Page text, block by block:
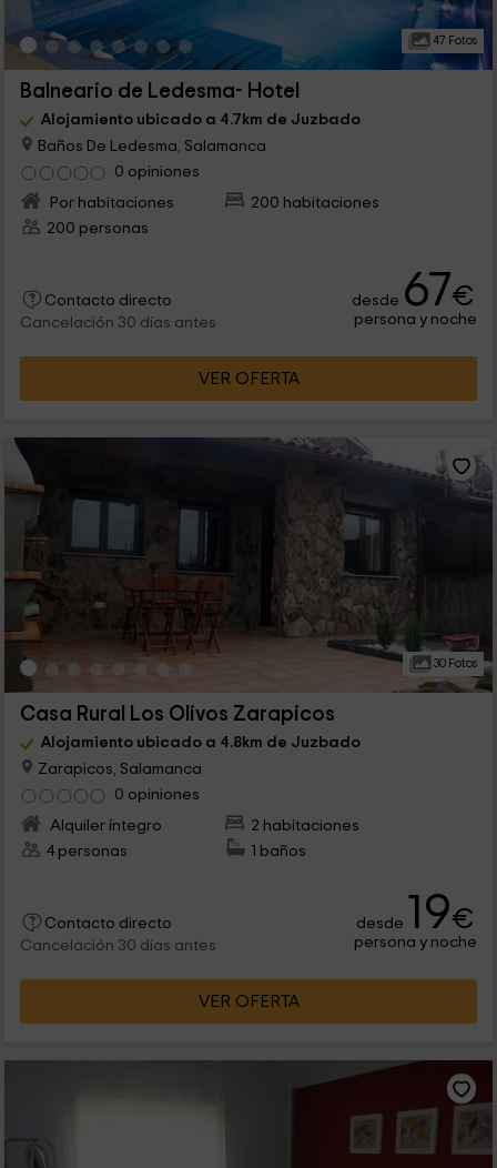
47 Fotos
Balneario de Ledesma- Hotel
Alojamiento ubicado a 4.7km de Juzbado
Baños De Ledesma, Salamanca
0 opiniones
Por habitaciones
200 habitaciones
200 personas
Contacto directo
Cancelación 30 días antes
desde 67€
persona y noche
VER OFERTA
30 Fotos
Casa Rural Los Olivos Zarapicos
Alojamiento ubicado a 4.8km de Juzbado
Zarapicos, Salamanca
0 opiniones
Alquiler íntegro
2 habitaciones
4 personas
1 baños
Contacto directo
Cancelación 30 días antes
desde 19€
persona y noche
VER OFERTA